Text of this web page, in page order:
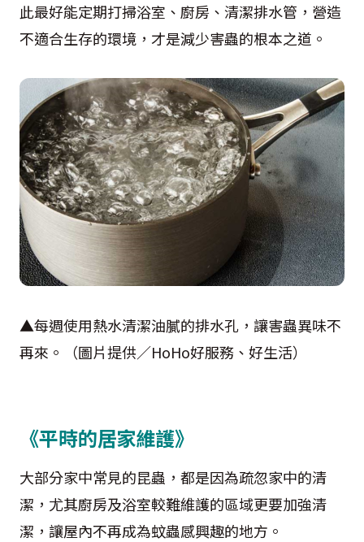
此最好能定期打掃浴室、廚房、清潔排水管，營造
不適合生存的環境，才是減少害蟲的根本之道。
▲每週使用熱水清潔油膩的排水孔，讓害蟲異味不
再來。（圖片提供／HoHo好服務、好生活）
《平時的居家維護》
大部分家中常見的昆蟲，都是因為疏忽家中的清
潔，尤其廚房及浴室較難維護的區域更要加強清
潔，讓屋內不再成為蚊蟲感興趣的地方。